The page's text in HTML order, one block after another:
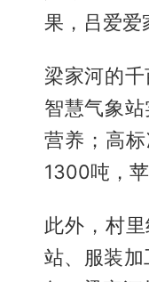
果，吕爱爱
梁家河的
智慧气象
营养；高
1300吨，
此外，村
站、服装